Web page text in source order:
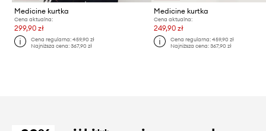
Medicine kurtka
Cena aktualna:
299,90 zł
Cena regularna:459,90 zł
Najniższa cena:367,90 zł
Medicine kurtka
Cena aktualna:
249,90 zł
Cena regularna: 459,90 zł
Najniższa cena: 367,90 zł